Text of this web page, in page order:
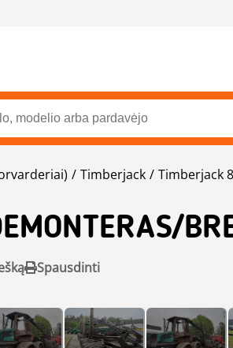
Timberjack Timberjack
Spausdinti